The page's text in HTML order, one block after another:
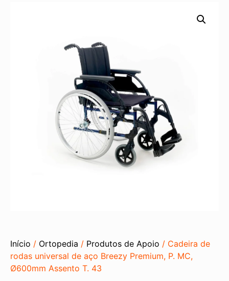
Início / Ortopedia / Produtos de Apoio / Cadeira de
rodas universal de aço Breezy Premium, P. MC,
Ø600mm Assento T. 43